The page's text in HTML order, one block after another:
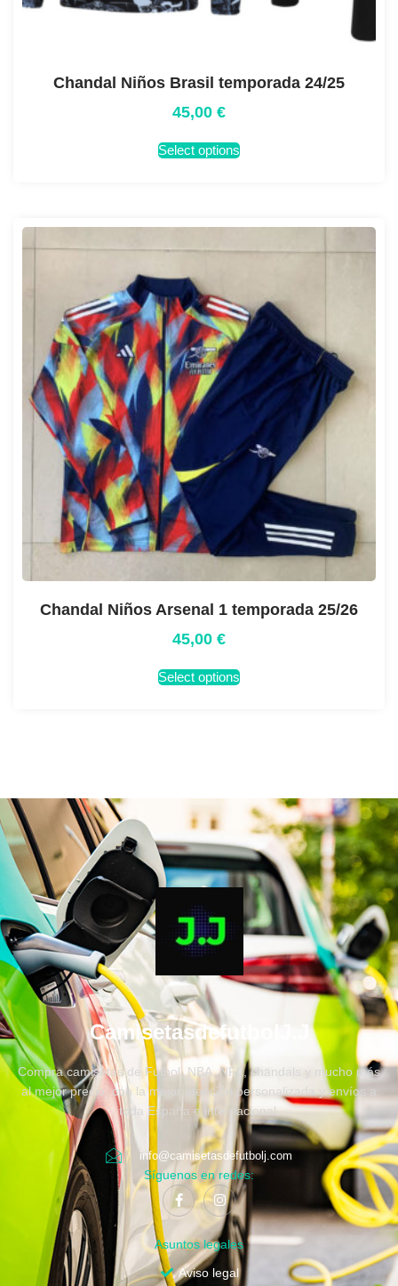
Chandal Niños Brasil temporada 24/25
45,00 €
Select options
Chandal Niños Arsenal 1 temporada 25/26
45,00 €
Select options
CamisetasdefutbolJ.J
Compra camisetas de Fútbol, NBA, NFL, chandals y mucho más
al mejor precio, con la mejor atención personalizada y envíos a
toda España e internacional.
info@camisetasdefutbolj.com
Síguenos en redes:
Asuntos legales
Aviso legal